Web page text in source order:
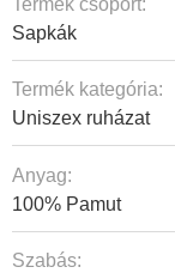
Sapkák
Termék kategória:
Uniszex ruházat
Anyag:
100% Pamut
Szabás: